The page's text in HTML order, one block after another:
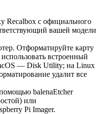
Recalbox с официального
вашей модели
Отформатируйте карту
встроенный
— Disk Utility; на Linux
удалит все
balenaEtcher
или
Pi Imager.